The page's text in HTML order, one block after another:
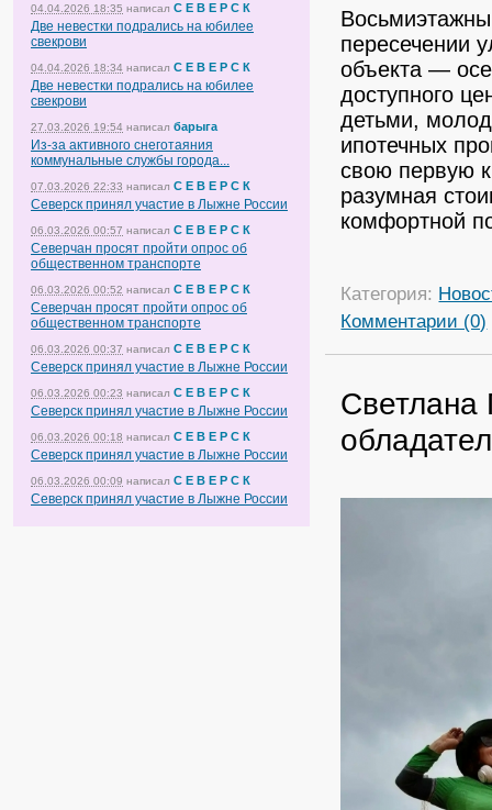
04.04.2026 18:35 написал С Е В Е Р С К
Две невестки подрались на юбилее
свекрови
04.04.2026 18:34 написал С Е В Е Р С К
Две невестки подрались на юбилее
свекрови
27.03.2026 19:54 написал барыга
Из-за активного снеготаяния
коммунальные службы города...
07.03.2026 22:33 написал С Е В Е Р С К
Северск принял участие в Лыжне России
06.03.2026 00:57 написал С Е В Е Р С К
Северчан просят пройти опрос об
общественном транспорте
06.03.2026 00:52 написал С Е В Е Р С К
Северчан просят пройти опрос об
общественном транспорте
06.03.2026 00:37 написал С Е В Е Р С К
Северск принял участие в Лыжне России
06.03.2026 00:23 написал С Е В Е Р С К
Северск принял участие в Лыжне России
06.03.2026 00:18 написал С Е В Е Р С К
Северск принял участие в Лыжне России
06.03.2026 00:09 написал С Е В Е Р С К
Северск принял участие в Лыжне России
пересечении
объекта —
доступного
детьми,
ипотечных
свою первую
разумная
комфортной
Категория:
Комментарии (0)
Светлана